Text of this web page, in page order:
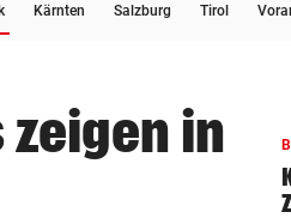
Kärnten Salzburg Tirol
in